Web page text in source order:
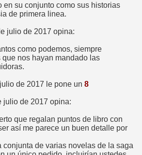
en su conjunto como sus historias
de primera linea.
julio de 2017 opina:
como podemos, siempre
nos hayan mandado las
de 2017 le pone un 8
julio de 2017 opina:
que regalan puntos de libro con
así me parece un buen detalle por
conjunta de varias novelas de la saga